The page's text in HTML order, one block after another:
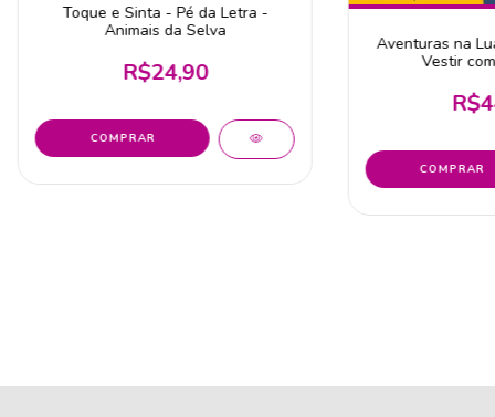
Toque e Sinta - Pé da Letra -
Animais da Selva
R$24,90
Aventuras na
Vestir